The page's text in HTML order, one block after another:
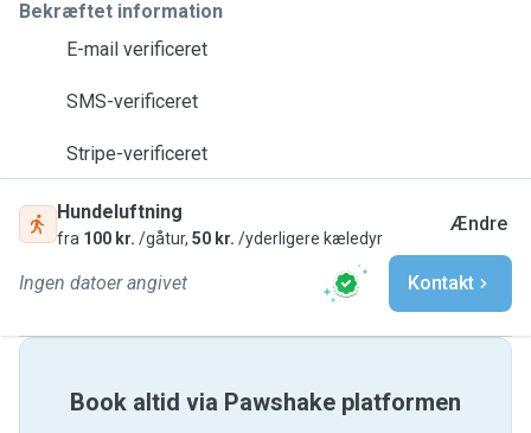
Bekræftet information
E-mail verificeret
SMS-verificeret
Stripe-verificeret
Hundeluftning
fra 100 kr. /gåtur, 50 kr. /yderligere kæledyr
Ændre
Ingen datoer angivet Kontakt
Book altid via Pawshake platformen